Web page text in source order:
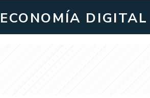
ECONOMÍA DIGITAL